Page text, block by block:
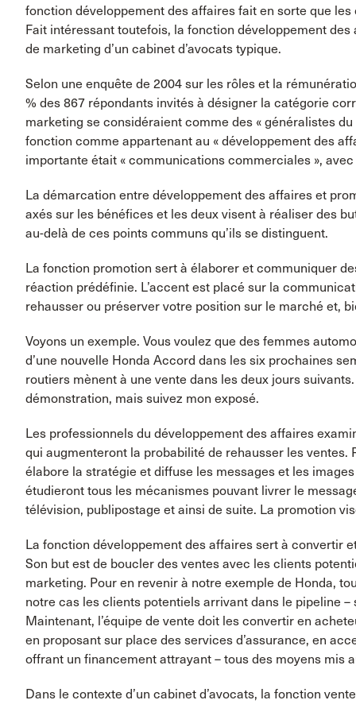
fonction développement des affaires fait en sorte que
Fait intéressant toutefois, la fonction développement
de marketing d’un cabinet d’avocats typique.
Selon une enquête de 2004 sur les rôles et la
% des 867 répondants invités à désigner la catégorie
marketing se considéraient comme des « généralistes
fonction comme appartenant au « développement des
importante était « communications commerciales »,
La démarcation entre développement des affaires et
axés sur les bénéfices et les deux visent à réaliser des
au-delà de ces points communs qu’ils se distinguent.
La fonction promotion sert à élaborer et communiquer
réaction prédéfinie. L’accent est placé sur la
rehausser ou préserver votre position sur le marché et,
Voyons un exemple. Vous voulez que des femmes
d’une nouvelle Honda Accord dans les six prochaines
routiers mènent à une vente dans les deux jours
démonstration, mais suivez mon exposé.
Les professionnels du développement des affaires
qui augmenteront la probabilité de rehausser les ventes.
élabore la stratégie et diffuse les messages et les
étudieront tous les mécanismes pouvant livrer le
télévision, publipostage et ainsi de suite. La promotion
La fonction développement des affaires sert à convertir
Son but est de boucler des ventes avec les clients
marketing. Pour en revenir à notre exemple de Honda,
notre cas les clients potentiels arrivant dans le pipeline
Maintenant, l’équipe de vente doit les convertir en
en proposant sur place des services d’assurance, en
offrant un financement attrayant – tous des moyens mis
Dans le contexte d’un cabinet d’avocats, la fonction